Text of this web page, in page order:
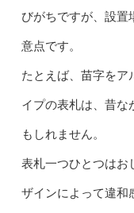
びがちですが、設置
意点です。
たとえば、苗字をア
イプの表札は、昔な
もしれません。
表札一つひとつはお
ザインによって違和